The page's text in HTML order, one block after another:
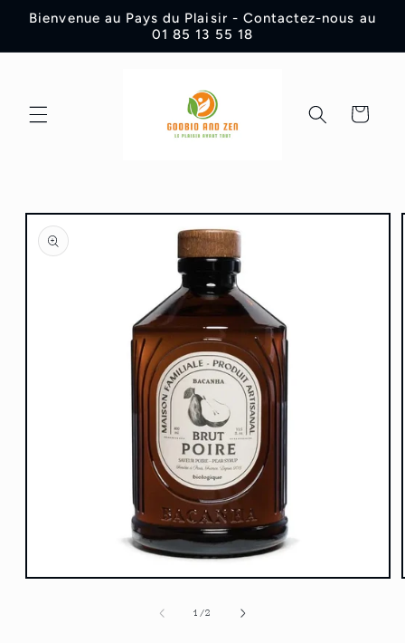
passer
contenu
Bienvenue au Pays du Plaisir - Contactez-nous au
01 85 13 55 18
Panier
Passer aux
informations
produits
Ouvrir
1 /de
2